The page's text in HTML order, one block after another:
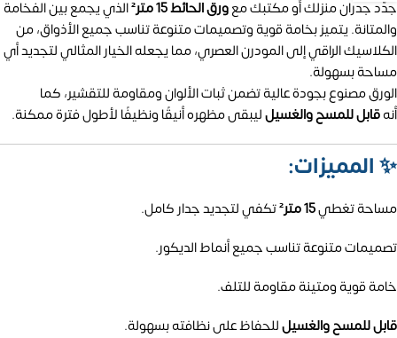
جدّد جدران منزلك أو مكتبك معورق الحائط 15 متر²
الذي يجمع بين الفخامة
والمتانة. يتميز بخامة قوية وتصميمات متنوعة تناسب جميع الأذواق، من
الكلاسيك الراقي إلى المودرن العصري، مما يجعله الخيار المثالي لتجديد أي
مساحة بسهولة.
الورق مصنوع بجودة عالية تضمن ثبات الألوان ومقاومة للتقشير، كما
أنهقابل للمسح والغسيلليبقى مظهره أنيقًا ونظيفًا لأطول فترة ممكنة.
✨المميزات:
مساحة تغطي15 متر²
تكفي لتجديد جدار كامل.
تصميمات متنوعة تناسب جميع أنماط الديكور.
خامة قوية ومتينة مقاومة للتلف.
قابل للمسح والغسيلللحفاظ على نظافته بسهولة.